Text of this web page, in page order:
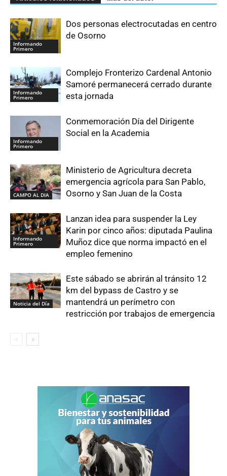
Informando
Primero
Dos personas electrocutadas en centro
de Osorno
Informando
Primero
Complejo Fronterizo Cardenal Antonio
Samoré permanecerá cerrado durante
esta jornada
Informando
Primero
Conmemoración Día del Dirigente
Social en la Academia
CAMPO AL DIA
Ministerio de Agricultura decreta
emergencia agrícola para San Pablo,
Osorno y San Juan de la Costa
Informando
Primero
Lanzan idea para suspender la Ley
Karin por cinco años: diputada Paulina
Muñoz dice que norma impactó en el
empleo femenino
Noticia del Día
Este sábado se abrirán al tránsito 12
km del bypass de Castro y se
mantendrá un perímetro con
restricción por trabajos de emergencia